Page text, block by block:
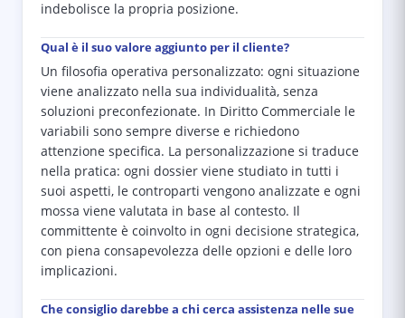
indebolisce la propria posizione.
Qual è il suo valore aggiunto per il cliente?
Un filosofia operativa personalizzato: ogni situazione
viene analizzato nella sua individualità, senza
soluzioni preconfezionate. In Diritto Commerciale le
variabili sono sempre diverse e richiedono
attenzione specifica. La personalizzazione si traduce
nella pratica: ogni dossier viene studiato in tutti i
suoi aspetti, le controparti vengono analizzate e ogni
mossa viene valutata in base al contesto. Il
committente è coinvolto in ogni decisione strategica,
con piena consapevolezza delle opzioni e delle loro
implicazioni.
Che consiglio darebbe a chi cerca assistenza nelle sue